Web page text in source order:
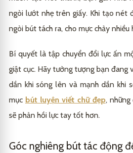
ngòi lướt nhẹ trên giấy. Khi tạo nét
ngòi bút tách ra, cho mực chảy nhiều
Bí quyết là tập chuyển đổi lực ấn
giật cục. Hãy tưởng tượng bạn đang
dần khi sóng lên và mạnh dần khi
mục bút luyện viết chữ đẹp,
sẽ phản hồi lực tay tốt hơn.
Góc nghiêng bút tác động